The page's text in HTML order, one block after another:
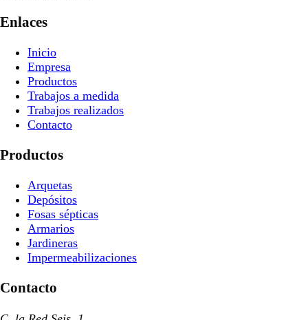
Enlaces
Inicio
Empresa
Productos
Trabajos a medida
Trabajos realizados
Contacto
Productos
Arquetas
Depósitos
Fosas sépticas
Armarios
Jardineras
Impermeabilizaciones
Contacto